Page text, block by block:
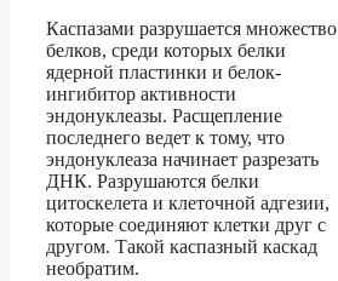
Каспазами разрушается множество
белков, среди которых белки
ядерной пластинки и белок-
ингибитор активности
эндонуклеазы. Расщепление
последнего ведет к тому, что
эндонуклеаза начинает разрезать
ДНК. Разрушаются белки
цитоскелета и клеточной адгезии,
которые соединяют клетки друг с
другом. Такой каспазный каскад
необратим.